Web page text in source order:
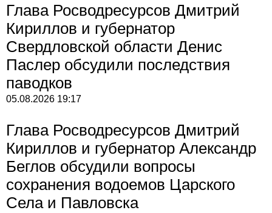
Глава Росводресурсов Дмитрий
Кириллов и губернатор
Свердловской области Денис
Паслер обсудили последствия
паводков
05.08.2026 19:17
Глава Росводресурсов Дмитрий
Кириллов и губернатор Александр
Беглов обсудили вопросы
сохранения водоемов Царского
Села и Павловска